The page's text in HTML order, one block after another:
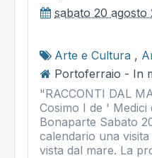
sabato 20 agosto
Arte e Cultura ,
Portoferraio - In
"RACCONTI DAL
Cosimo I de ' Medici
Bonaparte Sabato
calendario una
vista dal mare. La